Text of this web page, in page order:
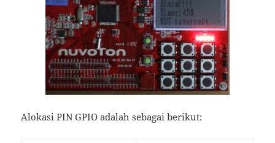
Alokasi PIN GPIO adalah sebagai berikut: